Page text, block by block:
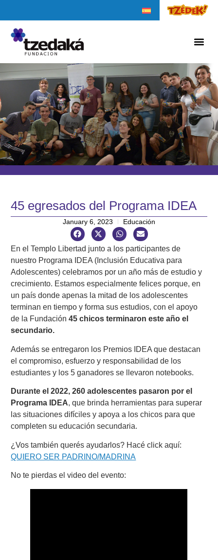
45 egresados del Programa IDEA
January 6, 2023 Educación
En el Templo Libertad junto a los participantes de
nuestro Programa IDEA (Inclusión Educativa para
Adolescentes) celebramos por un año más de estudio y
crecimiento. Estamos especialmente felices porque, en
un país donde apenas la mitad de los adolescentes
terminan en tiempo y forma sus estudios, con el apoyo
de la Fundación45 chicos terminaron este año el
secundario.
Además se entregaron los Premios IDEA que destacan
el compromiso, esfuerzo y responsabilidad de los
estudiantes y los 5 ganadores se llevaron notebooks.
Durante el 2022, 260 adolescentes pasaron por el
Programa IDEA, que brinda herramientas para superar
las situaciones difíciles y apoya a los chicos para que
completen su educación secundaria.
¿Vos también querés ayudarlos? Hacé click aquí:
QUIERO SER PADRINO/MADRINA
No te pierdas el video del evento: